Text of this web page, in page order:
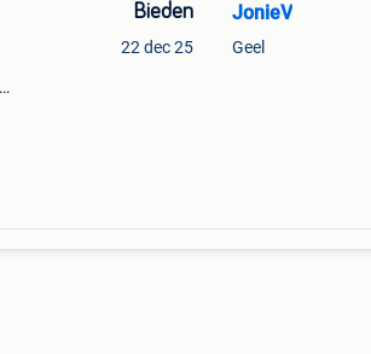
Bieden
22 dec 25
JonieV
Geel